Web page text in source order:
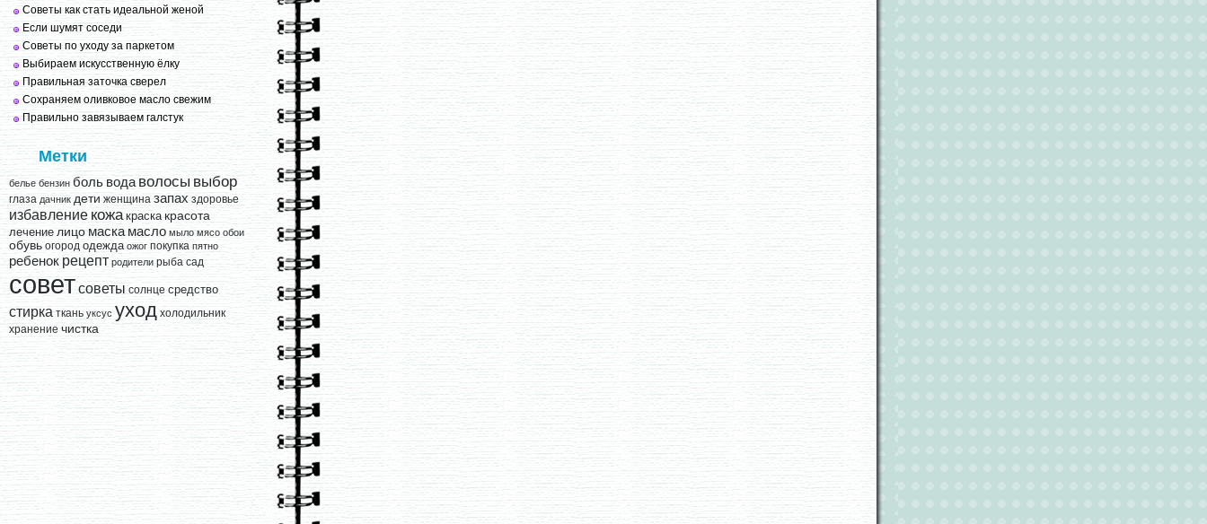
Советы как стать идеальной женой
Если шумят соседи
Советы по уходу за паркетом
Выбираем искусственную ёлку
Правильная заточка сверел
Сохраняем оливковое масло свежим
Правильно завязываем галстук
Метки
белье бензин боль вода волосы выбор
глаза дачник дети женщина запах здоровье
избавление кожа краска красота
лечение лицо маска масло мыло мясо обои
обувь огород одежда ожог покупка пятно
ребенок рецепт родители рыба сад
советсоветы солнце средство
стирка ткань уксус уход холодильник
хранение чистка